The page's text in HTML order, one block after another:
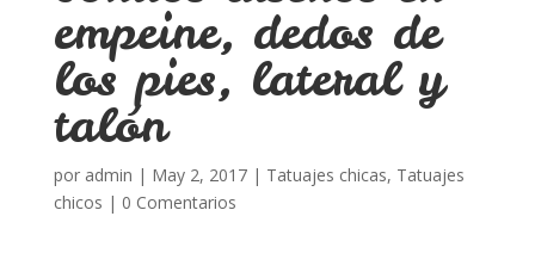
empeine, dedos de
los pies, lateral y
talón
por admin | May 2, 2017| Tatuajes chicas, Tatuajes
chicos | 0 Comentarios